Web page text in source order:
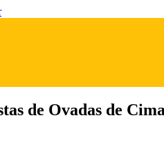
de Ovadas de